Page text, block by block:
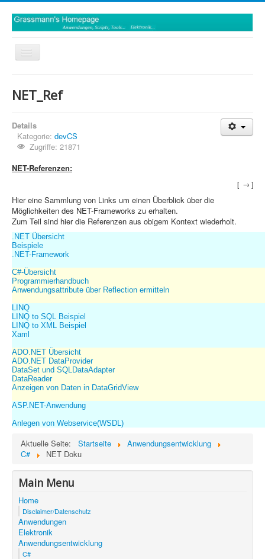
Toggle
Navigation
NET_Ref
Details
Kategorie: devCS
Zugriffe: 21871
NET-Referenzen:
[ → ]
Hier eine Sammlung von Links um einen Überblick über die
Möglichkeiten des NET-Frameworks zu erhalten.
Zum Teil sind hier die Referenzen aus obigem Kontext wiederholt.
.NET Übersicht
Beispiele
.NET-Framework
C#-Übersicht
Programmierhandbuch
Anwendungsattribute über Reflection ermitteln
LINQ
LINQ to SQL Beispiel
LINQ to XML Beispiel
Xaml
ADO.NET Übersicht
ADO.NET DataProvider
DataSet und SQLDataAdapter
DataReader
Anzeigen von Daten in DataGridView
ASP.NET-Anwendung
Anlegen von Webservice(WSDL)
Aktuelle Seite: Startseite
Anwendungsentwicklung
C#
NET Doku
Main Menu
Home
Disclaimer/Datenschutz
Anwendungen
Elektronik
Anwendungsentwicklung
C#